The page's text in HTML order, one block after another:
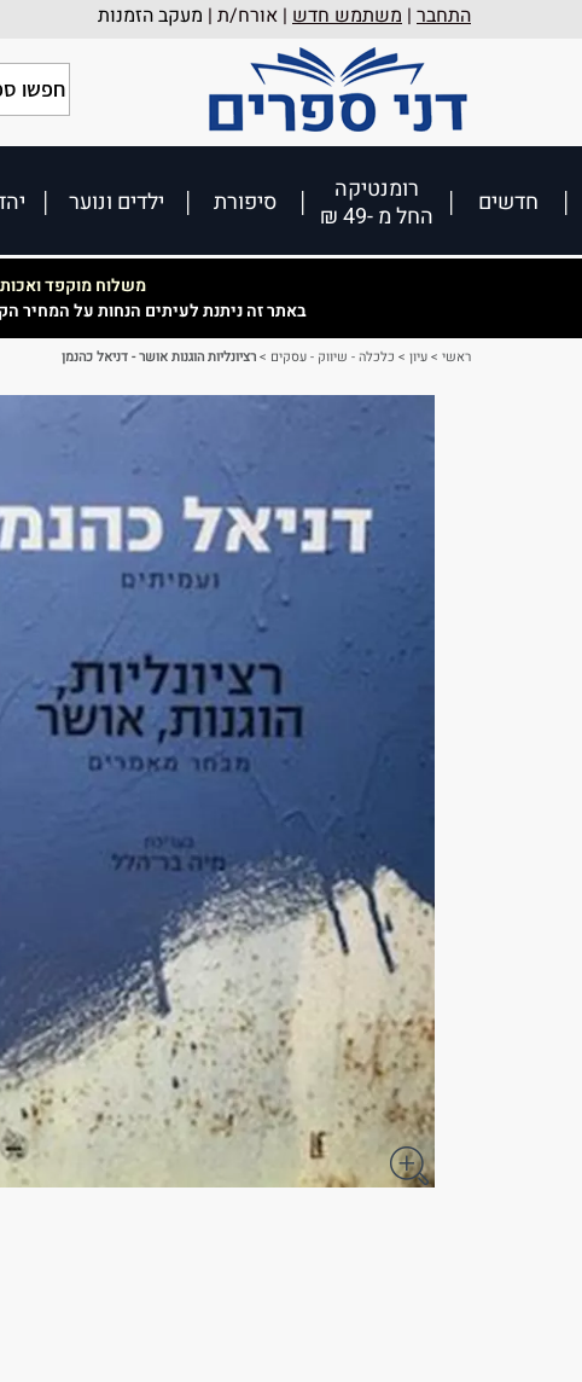
התחבר | משתמש חדש | אורח/ת | מעקב הזמנות
חדשים
רומנטיקה
החל מ -49 ₪
סיפורת ילדים ונוער
משלוח מוקפד
באתר זה ניתנת לעיתים הנחות על המחיר
ראשי >עיון > כלכלה - שיווק - עסקים >רציונליות הוגנות אושר - דניאל כהנמן